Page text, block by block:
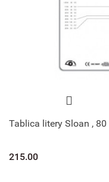
Tablica litery Sloan ,
215.00